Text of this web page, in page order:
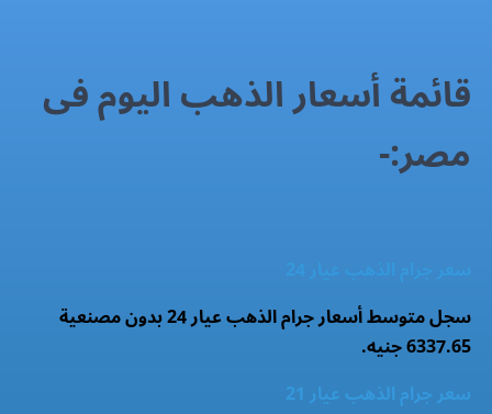
قائمة أسعار الذهب اليوم فى
مصر:-
سجل متوسط أسعار جرام الذهب عيار 24 بدون مصنعية
6337.65 جنيه.
سعر جرام الذهب عيار 21